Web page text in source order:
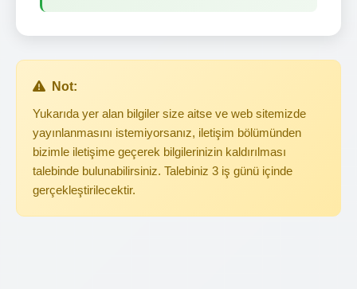
Not:
Yukarıda yer alan bilgiler size aitse ve web sitemizde
yayınlanmasını istemiyorsanız, iletişim bölümünden
bizimle iletişime geçerek bilgilerinizin kaldırılması
talebinde bulunabilirsiniz. Talebiniz 3 iş günü içinde
gerçekleştirilecektir.